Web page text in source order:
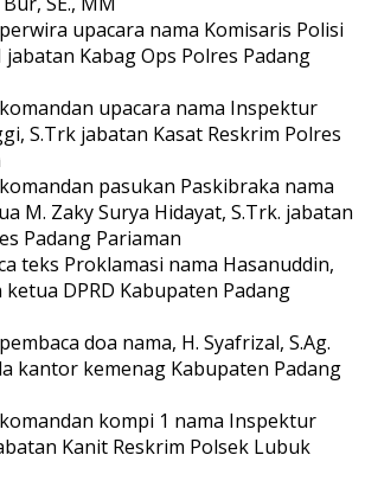
upacara nama Komisaris Polisi
jabatan Kabag Ops Polres Padang
upacara nama Inspektur
S.Trk jabatan Kasat Reskrim Polres
pasukan Paskibraka nama
M. Zaky Surya Hidayat, S.Trk. jabatan
Padang Pariaman
teks Proklamasi nama Hasanuddin,
ketua DPRD Kabupaten Padang
doa nama, H. Syafrizal, S.Ag.
kantor kemenag Kabupaten Padang
kompi 1 nama Inspektur
Kanit Reskrim Polsek Lubuk